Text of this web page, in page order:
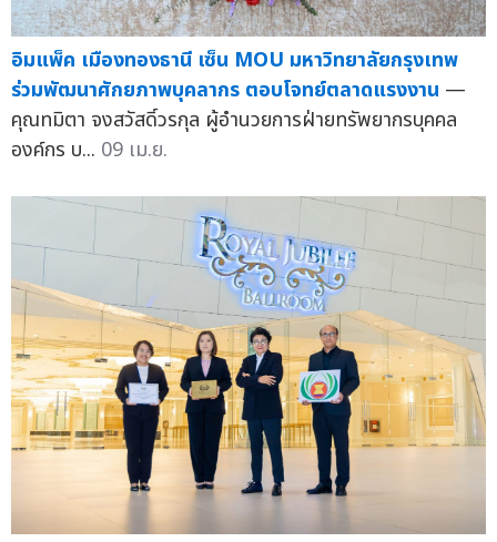
อิมแพ็ค เมืองทองธานี เซ็น MOU มหาวิทยาลัยกรุงเทพ
ร่วมพัฒนาศักยภาพบุคลากร ตอบโจทย์ตลาดแรงงาน —
คุณทมิตา จงสวัสดิ์วรกุล ผู้อำนวยการฝ่ายทรัพยากรบุคคล
องค์กร บ... 09 เม.ย.